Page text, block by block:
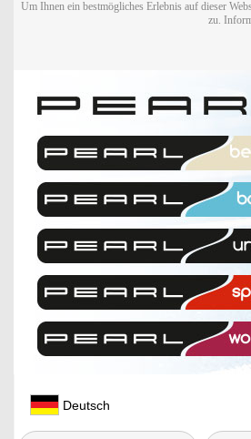
Um Ihnen ein bestmögliches Erlebnis auf dieser
zu.
Deutsch